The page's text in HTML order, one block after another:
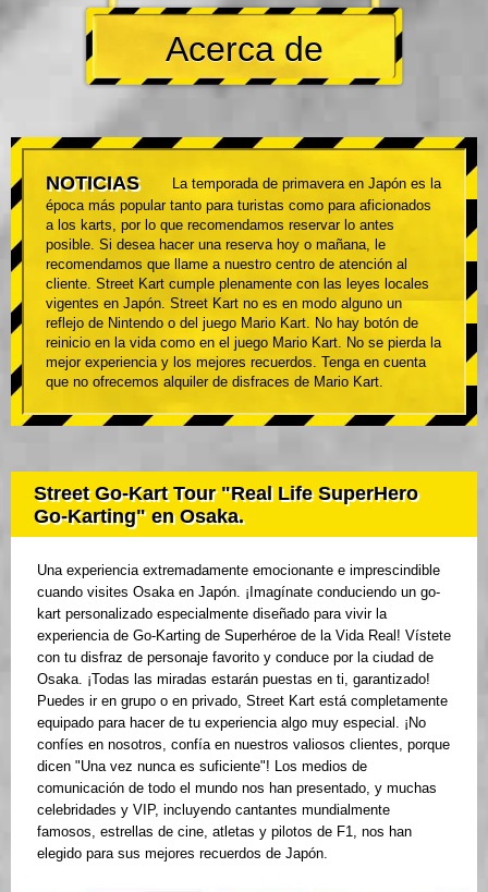
Acerca de
NOTICIAS
La temporada de primavera en Japón es la
época más popular tanto para turistas como para aficionados
a los karts, por lo que recomendamos reservar lo antes
posible. Si desea hacer una reserva hoy o mañana, le
recomendamos que llame a nuestro centro de atención al
cliente. Street Kart cumple plenamente con las leyes locales
vigentes en Japón. Street Kart no es en modo alguno un
reflejo de Nintendo o del juego Mario Kart. No hay botón de
reinicio en la vida como en el juego Mario Kart. No se pierda la
mejor experiencia y los mejores recuerdos. Tenga en cuenta
que no ofrecemos alquiler de disfraces de Mario Kart.
Street Go-Kart Tour "Real Life SuperHero
Go-Karting" en Osaka.
Una experiencia extremadamente emocionante e imprescindible
cuando visites Osaka en Japón. ¡Imagínate conduciendo un go-
kart personalizado especialmente diseñado para vivir la
experiencia de Go-Karting de Superhéroe de la Vida Real! Vístete
con tu disfraz de personaje favorito y conduce por la ciudad de
Osaka. ¡Todas las miradas estarán puestas en ti, garantizado!
Puedes ir en grupo o en privado, Street Kart está completamente
equipado para hacer de tu experiencia algo muy especial. ¡No
confíes en nosotros, confía en nuestros valiosos clientes, porque
dicen "Una vez nunca es suficiente"! Los medios de
comunicación de todo el mundo nos han presentado, y muchas
celebridades y VIP, incluyendo cantantes mundialmente
famosos, estrellas de cine, atletas y pilotos de F1, nos han
elegido para sus mejores recuerdos de Japón.